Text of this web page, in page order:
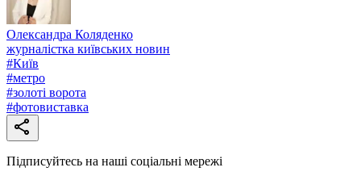
Олександра Коляденко
журналістка київських новин
#Київ
#метро
#золоті ворота
#фотовиставка
Підписуйтесь на наші соціальні мережі